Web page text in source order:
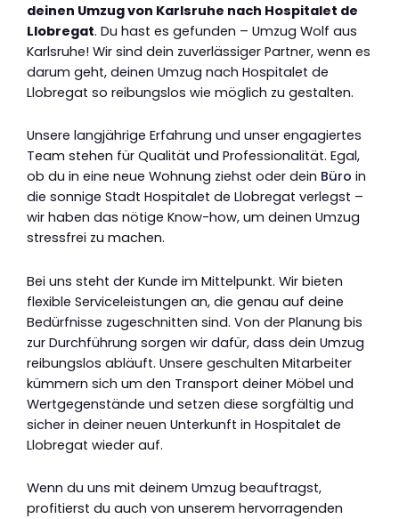
deinen Umzug von Karlsruhe nach Hospitalet de
Llobregat. Du hast es gefunden – Umzug Wolf aus
Karlsruhe! Wir sind dein zuverlässiger Partner, wenn es
darum geht, deinen Umzug nach Hospitalet de
Llobregat so reibungslos wie möglich zu gestalten.
Unsere langjährige Erfahrung und unser engagiertes
Team stehen für Qualität und Professionalität. Egal,
ob du in eine neue Wohnung ziehst oder dein Büro in
die sonnige Stadt Hospitalet de Llobregat verlegst –
wir haben das nötige Know-how, um deinen Umzug
stressfrei zu machen.
Bei uns steht der Kunde im Mittelpunkt. Wir bieten
flexible Serviceleistungen an, die genau auf deine
Bedürfnisse zugeschnitten sind. Von der Planung bis
zur Durchführung sorgen wir dafür, dass dein Umzug
reibungslos abläuft. Unsere geschulten Mitarbeiter
kümmern sich um den Transport deiner Möbel und
Wertgegenstände und setzen diese sorgfältig und
sicher in deiner neuen Unterkunft in Hospitalet de
Llobregat wieder auf.
Wenn du uns mit deinem Umzug beauftragst,
profitierst du auch von unserem hervorragenden